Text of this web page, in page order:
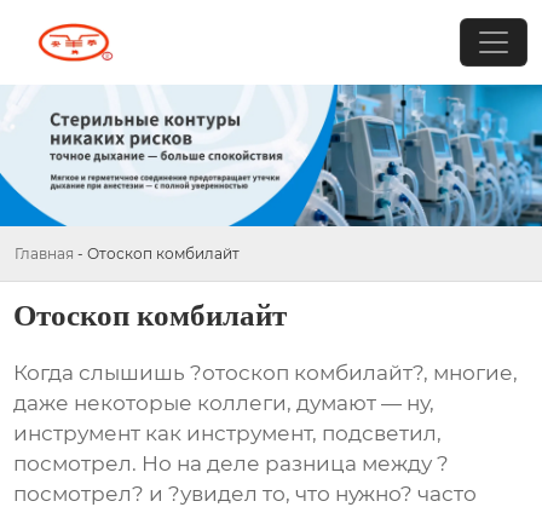
Главная - Отоскоп комбилайт
Отоскоп комбилайт
Когда слышишь ?отоскоп комбилайт?, многие,
даже некоторые коллеги, думают — ну,
инструмент как инструмент, подсветил,
посмотрел. Но на деле разница между ?
посмотрел? и ?увидел то, что нужно? часто